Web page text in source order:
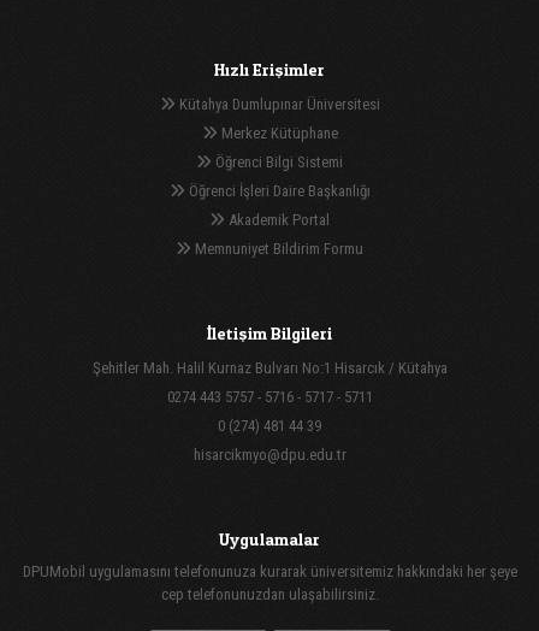
Hızlı Erişimler
Kütahya Dumlupınar Üniversitesi
Merkez Kütüphane
Öğrenci Bilgi Sistemi
Öğrenci İşleri Daire Başkanlığı
Akademik Portal
Memnuniyet Bildirim Formu
İletişim Bilgileri
Şehitler Mah. Halil Kurnaz Bulvarı No:1 Hisarcık / Kütahya
0274 443 5757 - 5716 - 5717 - 5711
0 (274) 481 44 39
hisarcikmyo@dpu.edu.tr
Uygulamalar
DPUMobil uygulamasını telefonunuza kurarak üniversitemiz hakkındaki her şeye
cep telefonunuzdan ulaşabilirsiniz.